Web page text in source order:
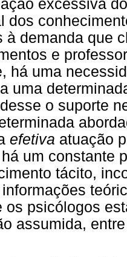
excessiva
dos
à demanda que
e
há uma
uma
o suporte
efetiva atuação
um constante
tácito,
os psicólogos
assumida,